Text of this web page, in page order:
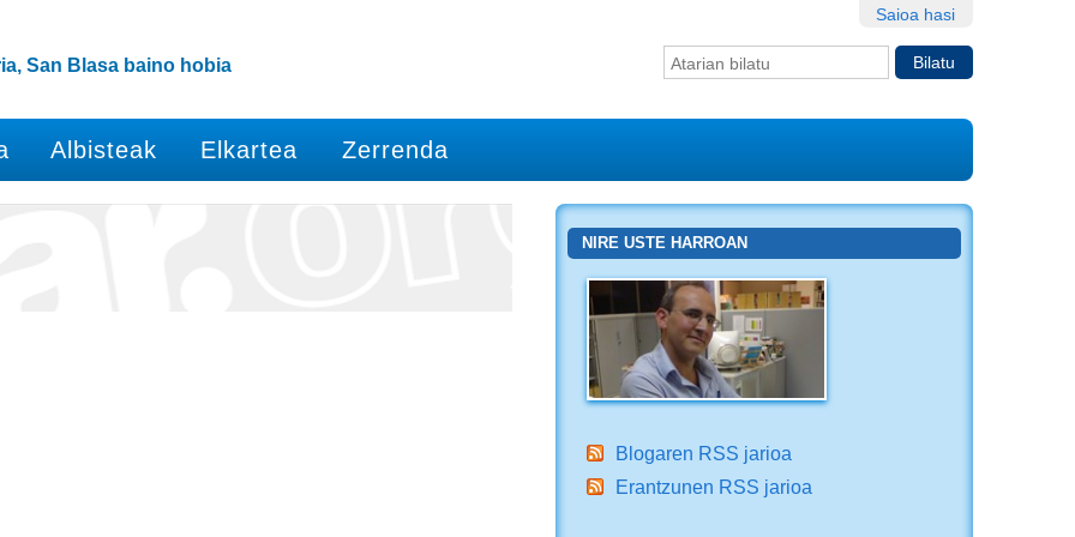
Saioa hasi
Bilatu atarian
San Blasa baino hobia
Albisteak Elkartea Zerrenda
NIRE USTE HARROAN
Blogaren RSS jarioa
Erantzunen RSS jarioa